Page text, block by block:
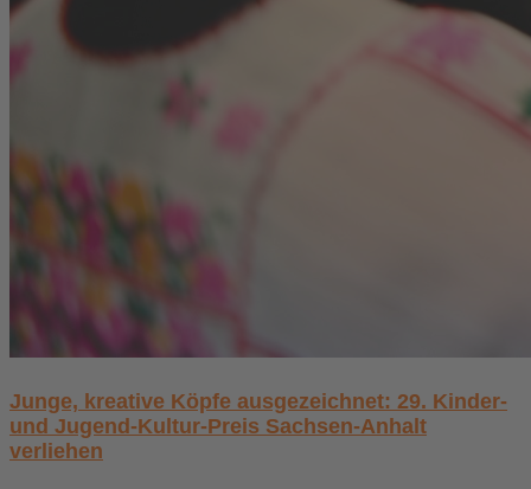
Junge, kreative Köpfe ausgezeichnet: 29. Kinder-
und Jugend-Kultur-Preis Sachsen-Anhalt
verliehen